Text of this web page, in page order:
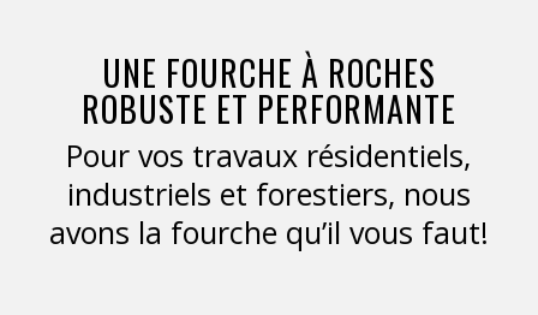
UNE FOURCHE À ROCHES
ROBUSTE ET PERFORMANTE
Pour vos travaux résidentiels,
industriels et forestiers, nous
avons la fourche qu’il vous faut!